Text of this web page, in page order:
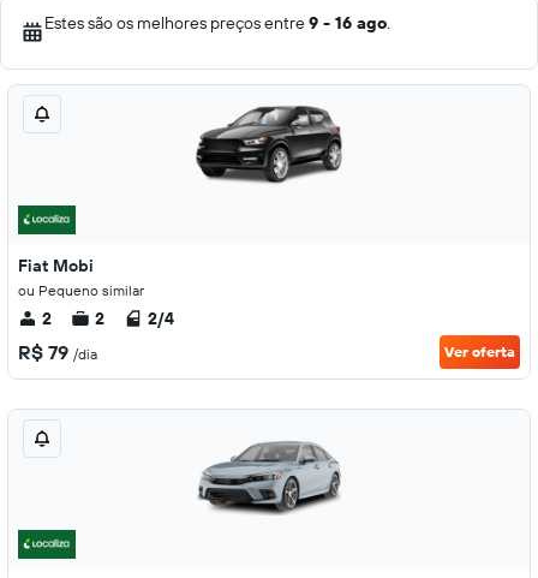
Estes são os melhores preços entre9 - 16 ago.
Fiat Mobi
ou Pequeno similar
2 2 2/4
R$ 79 /dia Ver oferta